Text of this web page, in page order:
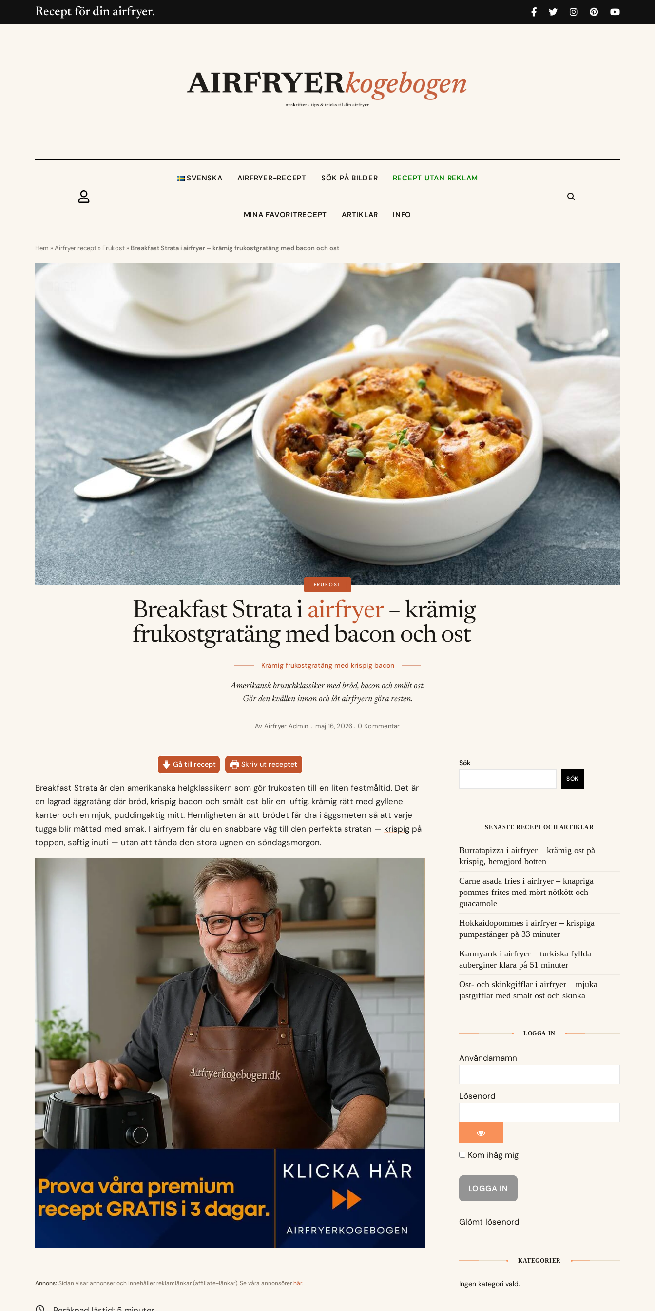
Recept för din airfryer.
SVENSKA AIRFRYER-RECEPT SÖK PÅ BILDER RECEPT UTAN REKLAM
MINA FAVORITRECEPT ARTIKLAR INFO
Hem » Airfryer recept » Frukost » Breakfast Strata i airfryer – krämig frukostgratäng med bacon och ost
FRUKOST
Breakfast Strata i airfryer– krämig
frukostgratäng med bacon och ost
Krämig frukostgratäng med krispig bacon
Amerikansk brunchklassiker med bröd, bacon och smält ost.
Gör den kvällen innan och låt airfryern göra resten.
AvAirfryer Admin maj 16, 2026 0 Kommentar
Gå till recept Skriv ut receptet
Breakfast Strata är den amerikanska helgklassikern som gör frukosten till en liten festmåltid. Det är
en lagrad äggratäng där bröd, krispig bacon och smält ost blir en luftig, krämig rätt med gyllene
kanter och en mjuk, puddingaktig mitt. Hemligheten är att brödet får dra i äggsmeten så att varje
tugga blir mättad med smak. I airfryern får du en snabbare väg till den perfekta stratan — krispig på
toppen, saftig inuti — utan att tända den stora ugnen en söndagsmorgon.
Annons: Sidan visar annonser och innehåller reklamlänkar (affiliate-länkar). Se våra annonsörerhär.
Sök
SÖK
SENASTE RECEPT OCH ARTIKLAR
Burratapizza i airfryer – krämig ost på
krispig, hemgjord botten
Carne asada fries i airfryer – knapriga
pommes frites med mört nötkött och
guacamole
Hokkaidopommes i airfryer – krispiga
pumpastänger på 33 minuter
Karnıyarık i airfryer – turkiska fyllda
auberginer klara på 51 minuter
Ost- och skinkgifflar i airfryer – mjuka
jästgifflar med smält ost och skinka
LOGGA IN
Användarnamn
Lösenord
Kom ihåg mig
Glömt lösenord
KATEGORIER
Ingen kategori vald.